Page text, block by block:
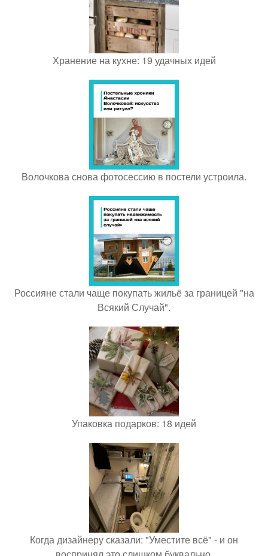
Хранение на кухне: 19 удачных идей
Волочкова снова фотосессию в постели устроила.
Россияне стали чаще покупать жильё за границей "на
Всякий Случай".
Упаковка подарков: 18 идей
Когда дизайнеру сказали: "Уместите всё" - и он